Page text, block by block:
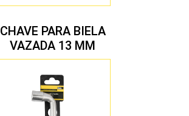
CHAVE PARA BIELA
VAZADA 13 MM